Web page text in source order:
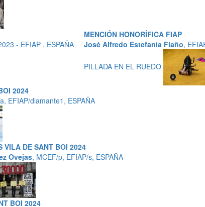
- EFIAP , ESPAÑA
MENCIÓN HONORÍFICA FIAP
José Alfredo Estefanía Flaño,
PILLADA EN EL RUEDO
2024
EFIAP/diamante1, ESPAÑA
VILA DE SANT BOI 2024
Ovejas, MCEF/p, EFIAP/s, ESPAÑA
BOI 2024